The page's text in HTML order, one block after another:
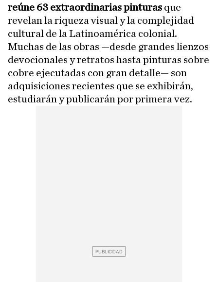
reúne 63 extraordinarias pinturas que
revelan la riqueza visual y la complejidad
cultural de la Latinoamérica colonial.
Muchas de las obras —desde grandes lienzos
devocionales y retratos hasta pinturas sobre
cobre ejecutadas con gran detalle— son
adquisiciones recientes que se exhibirán,
estudiarán y publicarán por primera vez.